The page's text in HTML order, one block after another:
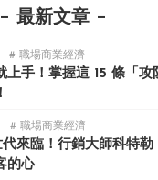
最新文章
# 職場商業經濟
上手！掌握這 15 條「攻
# 職場商業經濟
來臨！行銷大師科特勒
的心